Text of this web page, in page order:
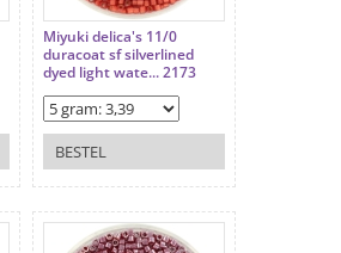
Miyuki delica's 11/0
duracoat sf silverlined
dyed light wate... 2173
BESTEL